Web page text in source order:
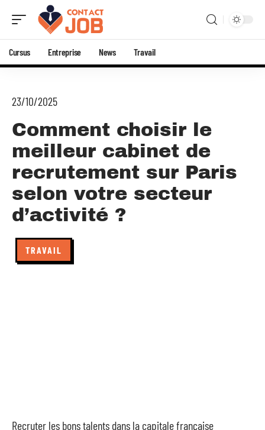
Cursus Entreprise News Travail
23/10/2025
Comment choisir le
meilleur cabinet de
recrutement sur Paris
selon votre secteur
d’activité ?
TRAVAIL
Recruter les bons talents dans la capitale française